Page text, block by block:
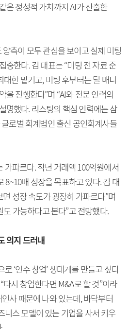
은 정성적 가치까지 AI가 산출한
측이 모두 관심을 보이고 실제 미팅
중한다. 김 대표는 “미팅 전 자료 준
한 맡기고, 미팅 후부터는 딜 매니
을 진행한다”며 “AI와 전문 인력의
명했다. 리스팅의 핵심 인력에는 삼
로벌 회계법인 출신 공인회계사들
가파르다. 작년 거래액 100억원에서
8~10배 성장을 목표하고 있다. 김 대
성장 속도가 굉장히 가파르다”며
가능하다고 본다”고 전망했다.
의지 드러내
‘인수 창업’ 생태계를 만들고 싶다
다시 창업한다면 M&A로 할 것”이라
사 때문에 나와 있는데, 바닥부터
니스 모델이 있는 기업을 사서 키우